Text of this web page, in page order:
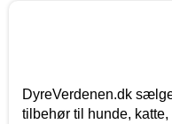
DyreVerdenen.dk
tilbehør til hunde,